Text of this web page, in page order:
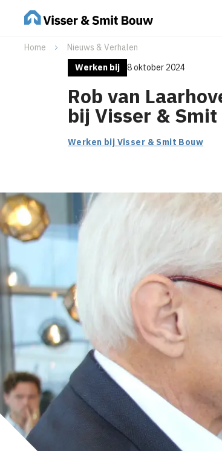
Home
Nieuws & Verhalen
Werken bij
8 oktober 2024
Rob van
bij Visser &
Werken bij Visser & Smit Bouw